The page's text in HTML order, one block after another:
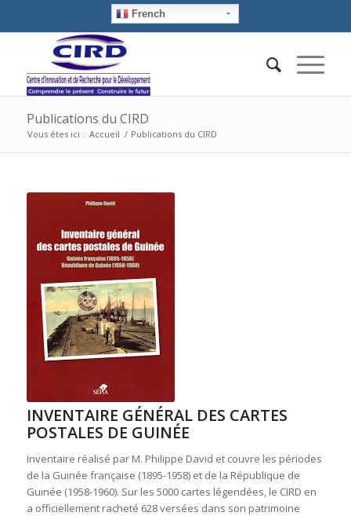
French
Publications du CIRD
Vous êtes ici : Accueil / Publications du CIRD
INVENTAIRE GÉNÉRAL DES CARTES
POSTALES DE GUINÉE
Inventaire réalisé par M. Philippe David et couvre les périodes
de la Guinée française (1895-1958) et de la République de
Guinée (1958-1960). Sur les 5000 cartes légendées, le CIRD en
a officiellement racheté 628 versées dans son patrimoine